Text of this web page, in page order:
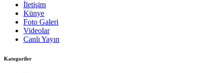
İletişim
Künye
Foto Galeri
Videolar
Canlı Yayın
Kategoriler